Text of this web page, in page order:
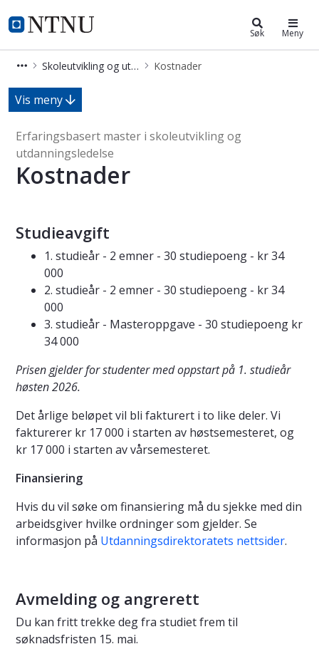
NTNU Hjemmeside
Skoleutvikling og Søk Meny
Skoleutvikling og utdanningsledelse (MSKOLUT) Kostnader
Kostnader - Erfaringsbasert
Vis meny
Erfaringsbasert master i skoleutvikling og
utdanningsledelse
Kostnader
Studieavgift
1. studieår - 2 emner - 30 studiepoeng - kr 34
000
2. studieår - 2 emner - 30 studiepoeng - kr 34
000
3. studieår - Masteroppgave - 30 studiepoeng kr
34 000
Prisen gjelder for studenter med oppstart på 1. studieår
høsten 2026.
Det årlige beløpet vil bli fakturert i to like deler. Vi
fakturerer kr 17 000 i starten av høstsemesteret, og
kr 17 000 i starten av vårsemesteret.
Finansiering
Hvis du vil søke om finansiering må du sjekke med din
arbeidsgiver hvilke ordninger som gjelder. Se
informasjon på Utdanningsdirektoratets nettsider.
Avmelding og angrerett
Du kan fritt trekke deg fra studiet frem til
søknadsfristen 15. mai.